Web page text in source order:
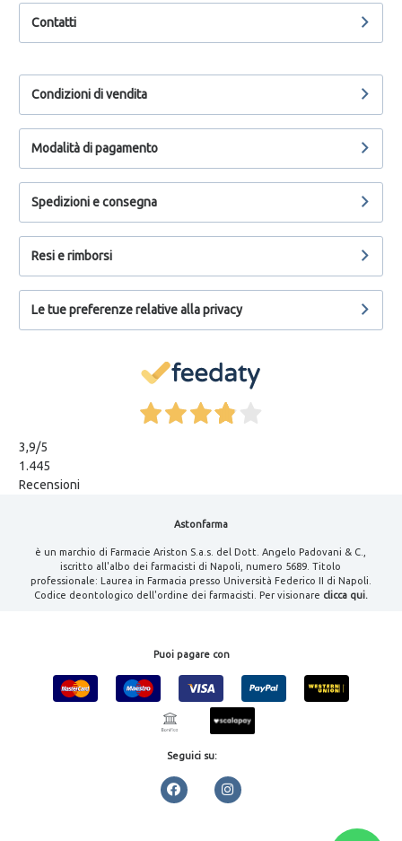
Contatti
Condizioni di vendita
Modalità di pagamento
Spedizioni e consegna
Resi e rimborsi
Le tue preferenze relative alla privacy
3,9/5
1.445
Recensioni
Astonfarma
è un marchio di Farmacie Ariston S.a.s. del Dott. Angelo Padovani & C.,
iscritto all'albo dei farmacisti di Napoli, numero 5689. Titolo
professionale: Laurea in Farmacia presso Università Federico II di Napoli.
Codice deontologico dell'ordine dei farmacisti. Per visionare clicca qui.
Puoi pagare con
Seguici su: